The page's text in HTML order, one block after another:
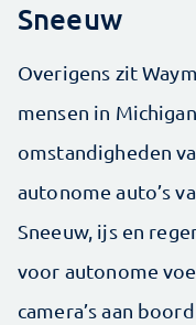
Sneeuw
Overigens zit
mensen in
omstandigheden
autonome auto’s
Sneeuw, ijs en
voor autonome
camera’s aan